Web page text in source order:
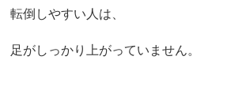
転倒しやすい人は、
足がしっかり上がっていません。